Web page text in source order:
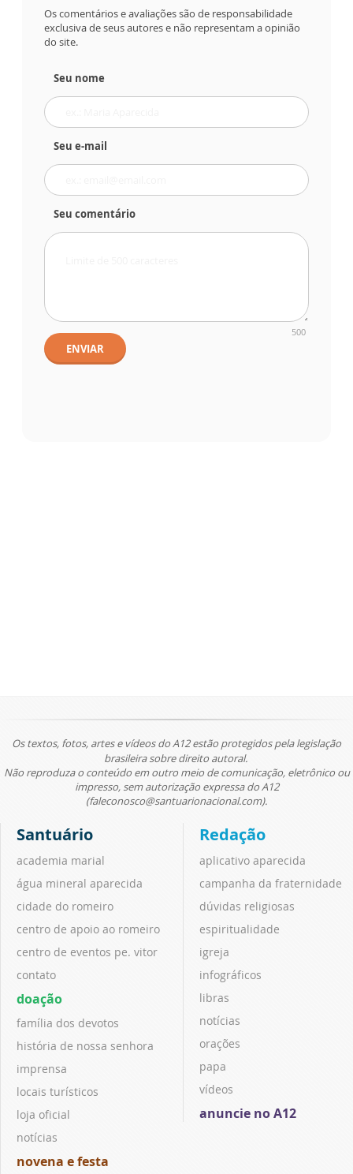
Os comentários e avaliações são de responsabilidade
exclusiva de seus autores e não representam a opinião
do site.
Seu nome
Seu e-mail
Seu comentário
500
ENVIAR
Os textos, fotos, artes e vídeos do A12 estão protegidos pela legislação
brasileira sobre direito autoral.
Não reproduza o conteúdo em outro meio de comunicação, eletrônico ou
impresso, sem autorização expressa do A12
(faleconosco@santuarionacional.com).
Santuário
academia marial
água mineral aparecida
cidade do romeiro
centro de apoio ao romeiro
centro de eventos pe. vitor
contato
doação
família dos devotos
história de nossa senhora
imprensa
locais turísticos
loja oficial
notícias
novena e festa
Redação
aplicativo aparecida
campanha da fraternidade
dúvidas religiosas
espiritualidade
igreja
infográficos
libras
notícias
orações
papa
vídeos
anuncie no A12